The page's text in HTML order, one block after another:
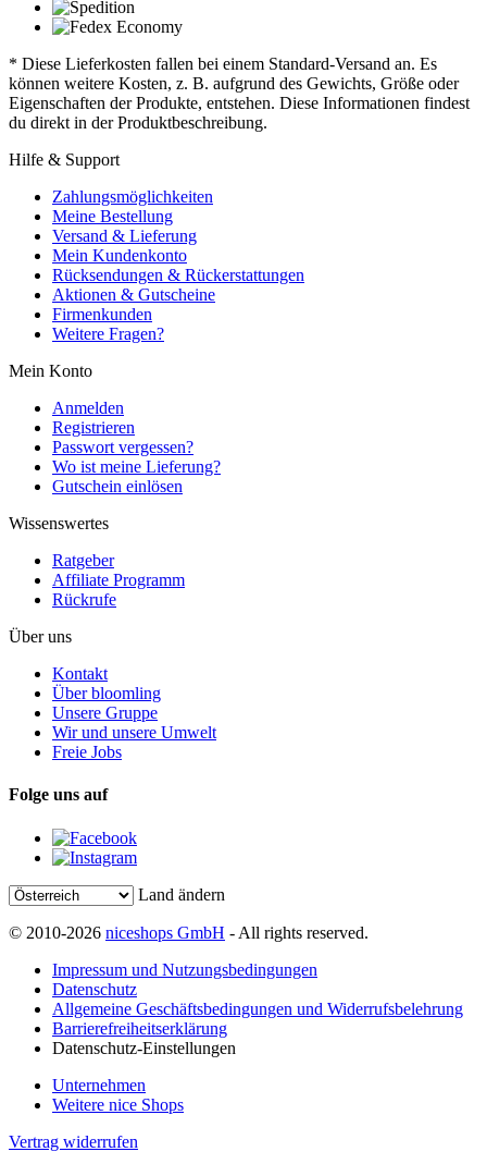
* Diese Lieferkosten fallen bei einem Standard-Versand an. Es
können weitere Kosten, z. B. aufgrund des Gewichts, Größe oder
Eigenschaften der Produkte, entstehen. Diese Informationen findest
du direkt in der Produktbeschreibung.
Hilfe & Support
Zahlungsmöglichkeiten
Meine Bestellung
Versand & Lieferung
Mein Kundenkonto
Rücksendungen & Rückerstattungen
Aktionen & Gutscheine
Firmenkunden
Weitere Fragen?
Mein Konto
Anmelden
Registrieren
Passwort vergessen?
Wo ist meine Lieferung?
Gutschein einlösen
Wissenswertes
Ratgeber
Affiliate Programm
Rückrufe
Über uns
Kontakt
Über bloomling
Unsere Gruppe
Wir und unsere Umwelt
Freie Jobs
Folge uns auf
Land ändern
© 2010-2026 niceshops GmbH - All rights reserved.
Impressum und Nutzungsbedingungen
Datenschutz
Allgemeine Geschäftsbedingungen und Widerrufsbelehrung
Barrierefreiheitserklärung
Datenschutz-Einstellungen
Unternehmen
Weitere nice Shops
Vertrag widerrufen